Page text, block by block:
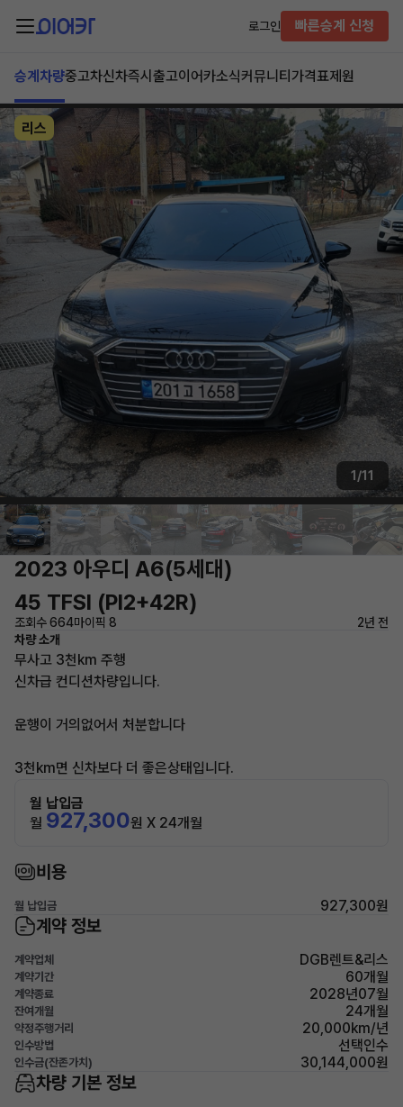
로그인 빠른승계 신청
승계차량중고차신차즉시출고이어카소식커뮤니티 가격표제원
리스
1/11
2023 아우디 A6(5세대)
45 TFSI (PI2+42R)
조회수 664마이픽 8
2년 전
차량 소개
무사고 3천km 주행
신차급 컨디션차량입니다.
운행이 거의없어서 처분합니다
3천km면 신차보다 더 좋은상태입니다.
월 납입금
월 927,300원 X 24개월
비용
월 납입금 927,300원
계약 정보
계약업체 DGB렌트&리스
계약기간 60개월
계약종료 2028년07월
잔여개월 24개월
약정주행거리 20,000km/년
인수방법 선택인수
인수금(잔존가치) 30,144,000원
차량 기본 정보